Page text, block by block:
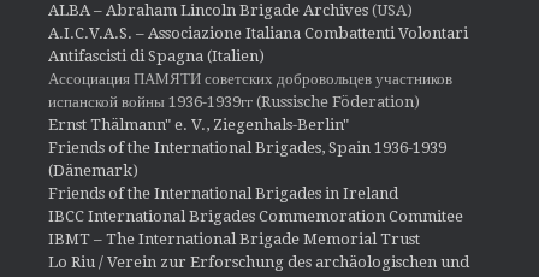
ALBA – Abraham Lincoln Brigade Archives (USA)
A.I.C.V.A.S. – Associazione Italiana Combattenti Volontari
Antifascisti di Spagna (Italien)
Ассоциация ПАМЯТИ советских добровольцев участников
испанской войны 1936-1939гг (Russische Föderation)
Ernst Thälmann" e. V., Ziegenhals-Berlin"
Friends of the International Brigades, Spain 1936-1939
(Dänemark)
Friends of the International Brigades in Ireland
IBCC International Brigades Commemoration Commitee
IBMT – The International Brigade Memorial Trust
Lo Riu / Verein zur Erforschung des archäologischen und